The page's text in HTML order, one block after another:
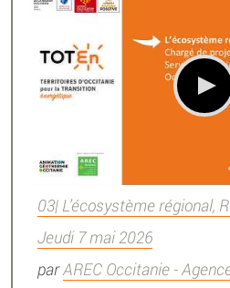
03| L’écosystème régional,
Jeudi 7 mai 2026
parAREC Occitanie -